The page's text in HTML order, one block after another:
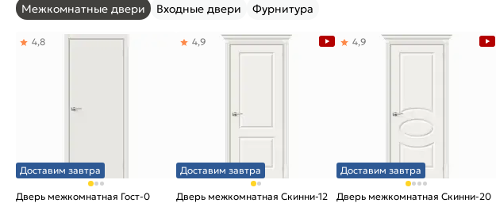
Межкомнатные двери Входные двери Фурнитура
Доставим завтра
Дверь межкомнатная Гост-0
4,8
Доставим завтра
Дверь межкомнатная Скинни-12
4,9
Доставим завтра
Дверь межкомнатная Скинни-20
4,9